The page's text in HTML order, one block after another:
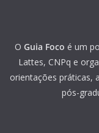
O Guia Foco é um
Lattes, CNPq e
orientações práticas,
pós-